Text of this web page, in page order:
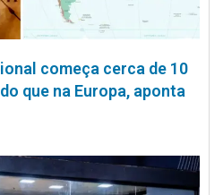
começa cerca de 10
que na Europa, aponta